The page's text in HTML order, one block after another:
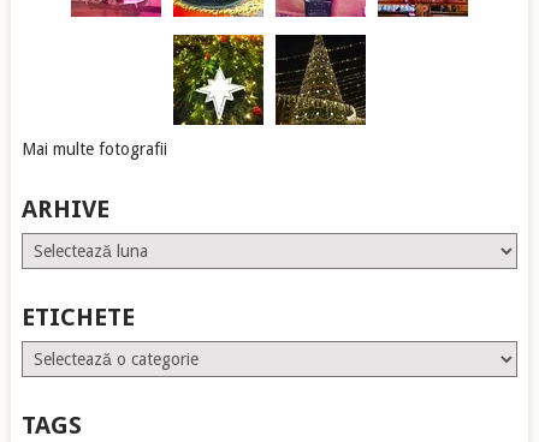
Mai multe fotografii
ARHIVE
Arhive
ETICHETE
Etichete
TAGS